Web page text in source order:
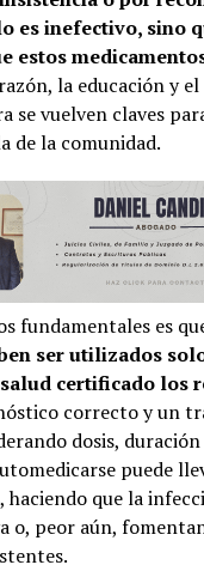
es inefectivo, sino
estos
la educación y el
se vuelven claves
de la comunidad.
fundamentales es
ser utilizados
certificado los
correcto y un
dosis,
puede
haciendo que la
o, peor aún,